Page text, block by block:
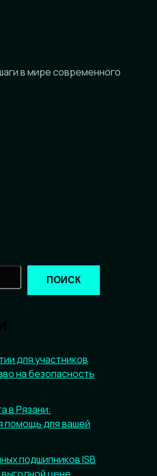
в мире современного
ПОИСК
для участников
на безопасность
в Рязани:
помощь для вашей
подшипников ISB